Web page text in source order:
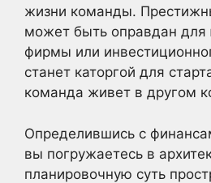
жизни команды.
может быть оправдан для
фирмы или
станет каторгой для
команда живет в другом
Определившись с
вы погружаетесь в
планировочную суть